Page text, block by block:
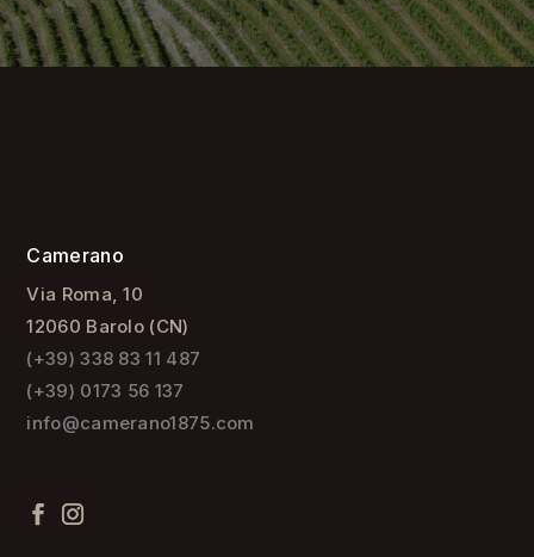
Camerano
Via Roma, 10
12060 Barolo (CN)
(+39) 338 83 11 487
(+39) 0173 56 137
info@camerano1875.com